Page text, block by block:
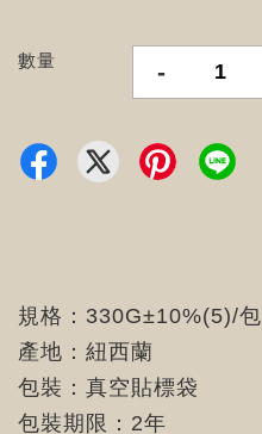
數量 -
規格：330G±10%(5)/包
產地：紐西蘭
包裝：真空貼標袋
包裝期限：2年